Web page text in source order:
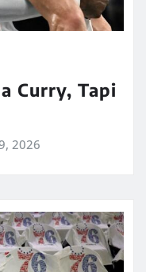
Curry, Tapi
2026